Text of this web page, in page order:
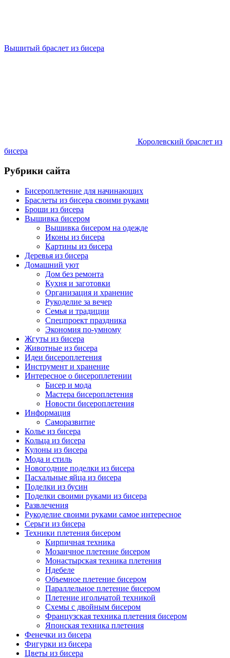
Вышитый браслет из бисера
Королевский браслет из
бисера
Рубрики сайта
Бисероплетение для начинающих
Браслеты из бисера своими руками
Броши из бисера
Вышивка бисером
Вышивка бисером на одежде
Иконы из бисера
Картины из бисера
Деревья из бисера
Домашний уют
Дом без ремонта
Кухня и заготовки
Организация и хранение
Рукоделие за вечер
Семья и традиции
Спецпроект праздника
Экономия по-умному
Жгуты из бисера
Животные из бисера
Идеи бисероплетения
Инструмент и хранение
Интересное о бисероплетении
Бисер и мода
Мастера бисероплетения
Новости бисероплетения
Информация
Саморазвитие
Колье из бисера
Кольца из бисера
Кулоны из бисера
Мода и стиль
Новогодние поделки из бисера
Пасхальные яйца из бисера
Поделки из бусин
Поделки своими руками из бисера
Развлечения
Рукоделие своими руками самое интересное
Серьги из бисера
Техники плетения бисером
Кирпичная техника
Мозаичное плетение бисером
Монастырская техника плетения
Ндебеле
Объемное плетение бисером
Параллельное плетение бисером
Плетение игольчатой техникой
Схемы с двойным бисером
Французская техника плетения бисером
Японская техника плетения
Фенечки из бисера
Фигурки из бисера
Цветы из бисера